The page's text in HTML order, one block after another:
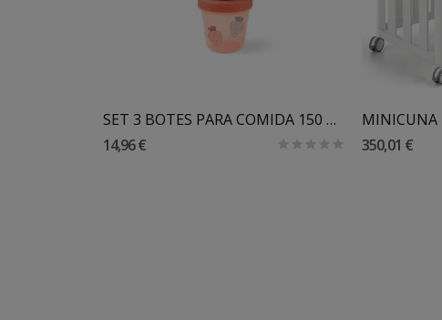
SET 3 BOTES PARA COMIDA 150 ML DONE BY DEER
14,96 €
350,01 €